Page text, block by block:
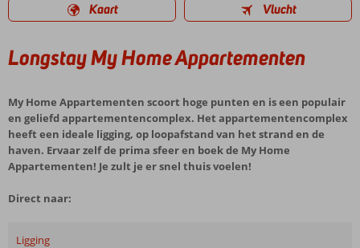
Kaart Vlucht
Longstay My Home Appartementen
My Home Appartementen scoort hoge punten en is een populair
en geliefd appartementencomplex. Het appartementencomplex
heeft een ideale ligging, op loopafstand van het strand en de
haven. Ervaar zelf de prima sfeer en boek de My Home
Appartementen! Je zult je er snel thuis voelen!
Direct naar:
Ligging